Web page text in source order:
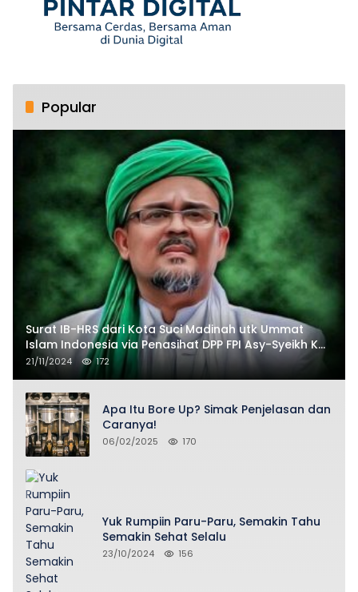
Popular
Surat IB-HRS dari Kota Suci Madinah utk Ummat
Islam Indonesia via Penasihat DPP FPI Asy-Syeikh KH
Buya Ahmad Qurthubi Jailani Al-Bantani
21/11/2024 172
Apa Itu Bore Up? Simak Penjelasan dan
Caranya!
06/02/2025 170
Yuk Rumpiin Paru-Paru, Semakin Tahu
Semakin Sehat Selalu
23/10/2024 156